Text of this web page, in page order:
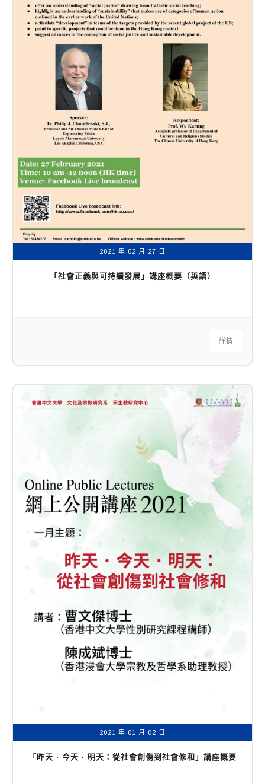
2021 年 02 月 27 日
「社會正義與可持續發展」講座概要（英語）
詳情
2021 年 01 月 02 日
「昨天 · 今天 · 明天：從社會創傷到社會修和」講座概要